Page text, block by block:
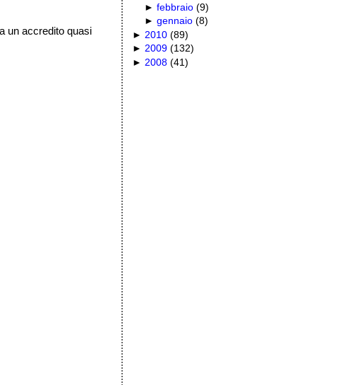
un accredito quasi
►febbraio (9)
►gennaio (8)
► 2010 (89)
►2009 (132)
► 2008 (41)